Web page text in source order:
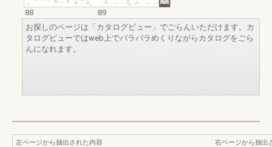
88
89
お探しのページは「カタログビュー」でごらんいただけます。カ
タログビューではweb上でパラパラめくりながらカタログをごら
んになれます。
左ページから抽出された内容
右ページから抽出